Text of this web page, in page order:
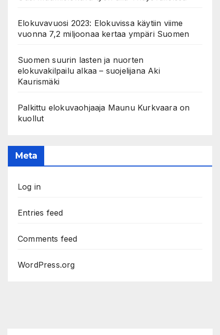
Elokuvavuosi 2023: Elokuvissa käytiin viime
vuonna 7,2 miljoonaa kertaa ympäri Suomen
Suomen suurin lasten ja nuorten
elokuvakilpailu alkaa – suojelijana Aki
Kaurismäki
Palkittu elokuvaohjaaja Maunu Kurkvaara on
kuollut
Meta
Log in
Entries feed
Comments feed
WordPress.org